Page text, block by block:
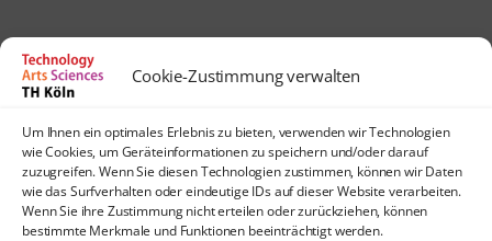
Cookie-Zustimmung verwalten
Um Ihnen ein optimales Erlebnis zu bieten, verwenden wir Technologien
wie Cookies, um Geräteinformationen zu speichern und/oder darauf
zuzugreifen. Wenn Sie diesen Technologien zustimmen, können wir Daten
wie das Surfverhalten oder eindeutige IDs auf dieser Website verarbeiten.
Wenn Sie ihre Zustimmung nicht erteilen oder zurückziehen, können
bestimmte Merkmale und Funktionen beeinträchtigt werden.
lehrpfade@th-koeln.de
Anfahrt
TH Köln
Standort Köln-Mülheim